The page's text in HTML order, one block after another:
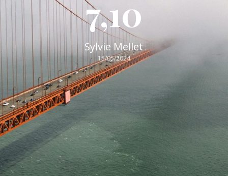
7,10
Sylvie Mellet
15/05/2024